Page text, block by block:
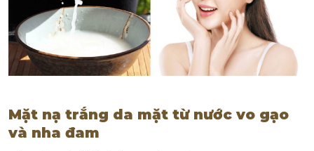
Mặt nạ trắng da mặt từ nước vo gạo
và nha đam